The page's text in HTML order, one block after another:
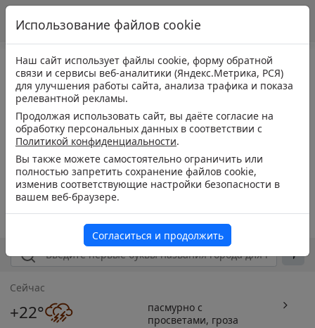
Сейчас
+22°
пасмурно с
просветами, гроза
Использование файлов cookie
Наш сайт использует файлы cookie, форму обратной
связи и сервисы веб-аналитики (Яндекс.Метрика, РСЯ)
для улучшения работы сайта, анализа трафика и показа
релевантной рекламы.
Продолжая использовать сайт, вы даёте согласие на
обработку персональных данных в соответствии с
Политикой конфиденциальности.
Вы также можете самостоятельно ограничить или
полностью запретить сохранение файлов cookie,
изменив соответствующие настройки безопасности в
вашем веб-браузере.
Согласиться и продолжить